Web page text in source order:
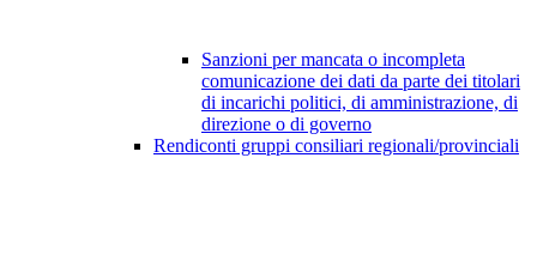
Sanzioni per mancata o incompleta
comunicazione dei dati da parte dei titolari
di incarichi politici, di amministrazione, di
direzione o di governo
Rendiconti gruppi consiliari regionali/provinciali